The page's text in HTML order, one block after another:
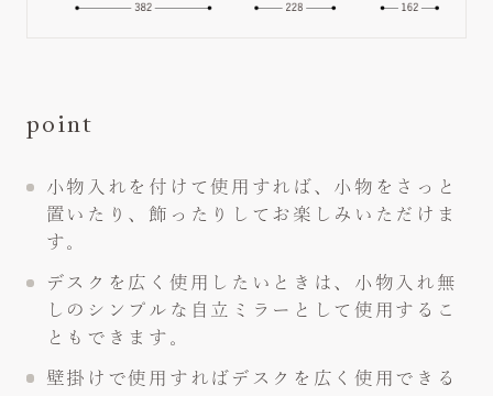
point
小物入れを付けて使用すれば、小物をさっと
置いたり、飾ったりしてお楽しみいただけま
す。
デスクを広く使用したいときは、小物入れ無
しのシンプルな自立ミラーとして使用するこ
ともできます。
壁掛けで使用すればデスクを広く使用できる